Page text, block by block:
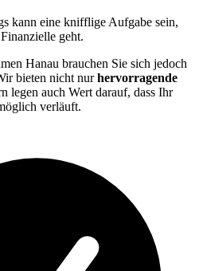
kann eine knifflige Aufgabe sein,
geht.
Hanau brauchen Sie sich jedoch
bieten nicht nurhervorragende
legen auch Wert darauf, dass Ihr
verläuft.